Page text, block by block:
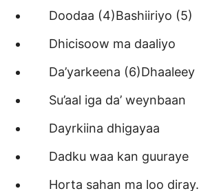
Doodaa (4)Bashiiriyo (5)
Dhicisoow ma daaliyo
Da’yarkeena (6)Dhaaleey
Su’aal iga da’ weynbaan
Dayrkiina dhigayaa
Dadku waa kan guuraye
Horta sahan ma loo diray.